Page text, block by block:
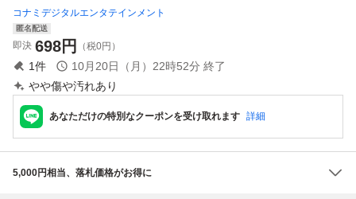
コナミデジタルエンタテインメント
匿名配送
即決 698円 （税0円）
1件 10月20日（月）22時52分 終了
やや傷や汚れあり
あなただけの特別なクーポンを受け取れます 詳細
5,000円相当、落札価格がお得に